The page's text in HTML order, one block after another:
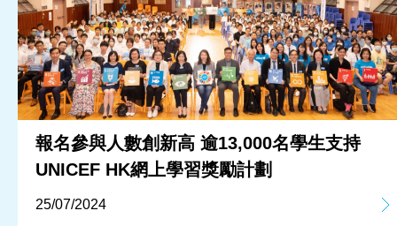
報名參與人數創新高 逾13,000名學生支持
UNICEF HK網上學習獎勵計劃
25/07/2024